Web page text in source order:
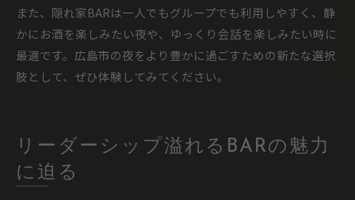
また、隠れ家BARは一人でもグループでも利用しやすく、静
かにお酒を楽しみたい夜や、ゆっくり会話を楽しみたい時に
最適です。広島市の夜をより豊かに過ごすための新たな選択
肢として、ぜひ体験してみてください。
リーダーシップ溢れるBARの魅力
に迫る